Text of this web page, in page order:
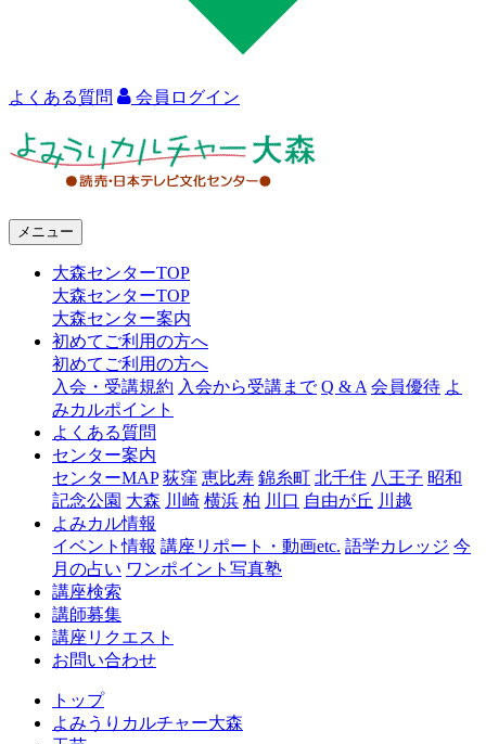
よくある質問 会員ログイン
ャ
森
メニュー
大森センターTOP
大森センターTOP
大森センター案内
初めてご利用の方へ
初めてご利用の方へ
入会・受講規約 入会から受講まで Q & A 会員優待 よ
みカルポイント
よくある質問
センター案内
センターMAP 荻窪 恵比寿 錦糸町 北千住 八王子 昭和
記念公園 大森 川崎 横浜 柏 川口 自由が丘 川越
よみカル情報
イベント情報 講座リポート・動画etc. 語学カレッジ 今
月の占い ワンポイント写真塾
講座検索
講師募集
講座リクエスト
お問い合わせ
トップ
よみうりカルチャー大森